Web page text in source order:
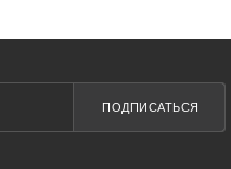
ПОДПИСАТЬСЯ